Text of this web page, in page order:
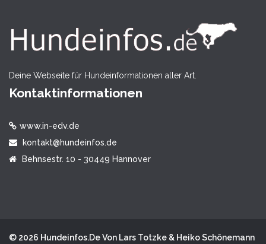
Deine Webseite für Hundeinformationen aller Art.
Kontaktinformationen
www.in-edv.de
kontakt@hundeinfos.de
Behnsestr. 10 - 30449 Hannover
© 2026 Hundeinfos.de Von Lars Totzke & Heiko Schönemann